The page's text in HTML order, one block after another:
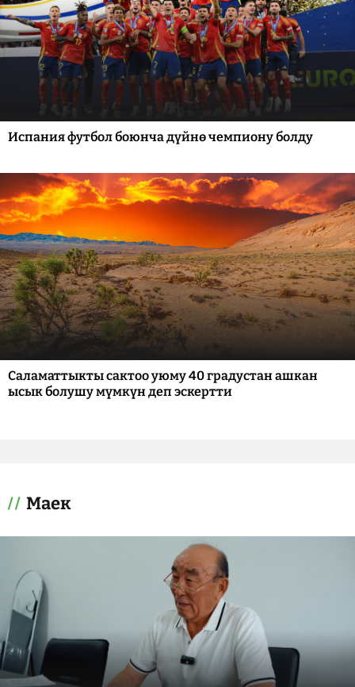
Испания футбол боюнча дүйнө чемпиону болду
Саламаттыкты сактоо уюму 40 градустан ашкан
ысык болушу мүмкүн деп эскертти
Маек